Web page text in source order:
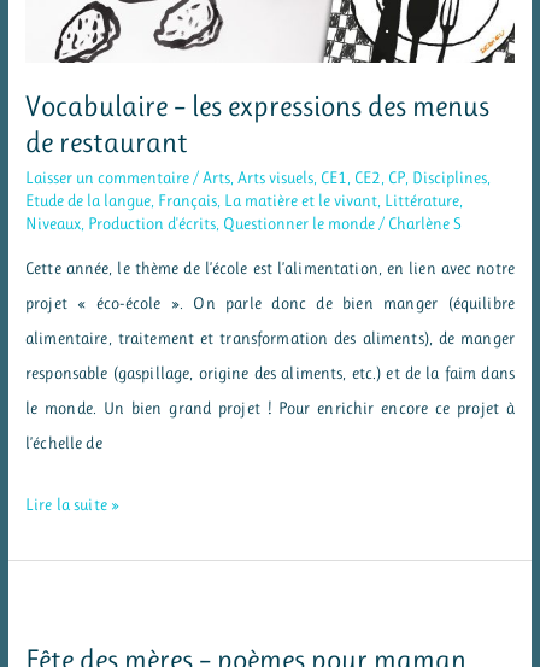
(Silhouette
Vocabulaire – les expressions des menus
de restaurant
Laisser un commentaire /Arts ,Arts visuels CE1 CE2 CP Disciplines
Etude de la langue Français La matière et le vivant Littérature
Niveaux Production d'écrits Questionner le monde / Charlène S
Cette année, le thème de l’école est l’alimentation, en lien avec notre
projet « éco-école ». On parle donc de bien manger (équilibre
alimentaire, traitement et transformation des aliments), de manger
responsable (gaspillage, origine des aliments, etc.) et de la faim dans
le monde. Un bien grand projet ! Pour enrichir encore ce projet à
l’échelle de
Vocabulaire
Lire la suite »
Fête des mères – poèmes pour maman